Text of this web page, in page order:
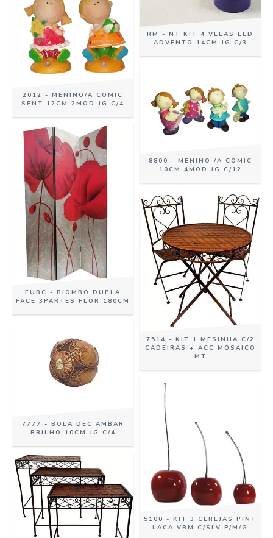
2012 - MENINO/A COMIC
SENT 12CM 2MOD JG C/4
RM - NT KIT 4 VELAS LED
ADVENTO 14CM JG C/3
FUBC - BIOMBO DUPLA
FACE 3PARTES FLOR 180CM
8800 - MENINO /A COMIC
10CM 4MOD JG C/12
7777 - BOLA DEC AMBAR
BRILHO 10CM JG C/4
7514 - KIT 1 MESINHA C/2
CADEIRAS + ACC MOSAICO
MT
5100 - KIT 3 CEREJAS PINT
LACA VRM C/SLV P/M/G